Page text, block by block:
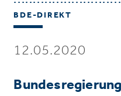
BDE-DIREKT
12.05.2020